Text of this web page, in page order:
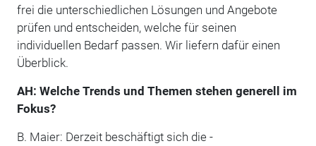
frei die unterschiedlichen Lösungen und Angebote
prüfen und entscheiden, welche für seinen
individuellen Bedarf passen. Wir liefern dafür einen
Überblick.
AH: Welche Trends und Themen stehen generell im
Fokus?
B. Maier: Derzeit beschäftigt sich die ­